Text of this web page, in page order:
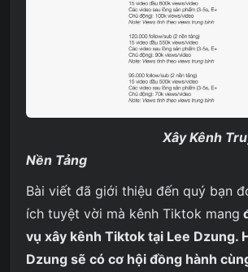
Xây Kênh Truyền
Nền Tảng
Bài viết đã giới thiệu đến quý bạn
ích tuyệt vời mà kênh Tiktok mang
vụ xây kênh Tiktok tại Lee Dzung.
Dzung sẽ có cơ hội đồng hành